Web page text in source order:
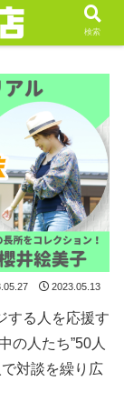
2023.05.13
する人を応援す
の人たち”50人
対談を繰り広
検索